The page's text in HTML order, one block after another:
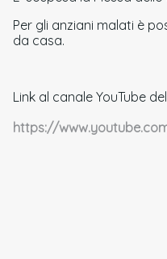
Per gli anziani malati è
da casa.
Link al canale YouTube
https://